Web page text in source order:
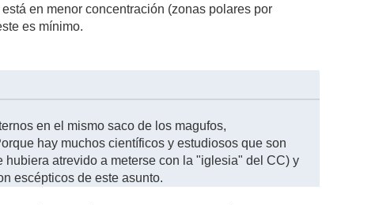
en menor concentración (zonas polares por
es mínimo.
en el mismo saco de los magufos,
hay muchos científicos y estudiosos que son
atrevido a meterse con la "iglesia" del CC) y
escépticos de este asunto.